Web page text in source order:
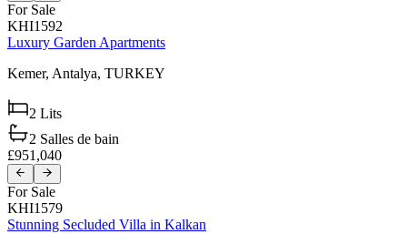
For Sale
KHI1592
Luxury Garden Apartments
Kemer, Antalya, TURKEY
2 Lits
2 Salles de bain
£951,040
For Sale
KHI1579
Stunning Secluded Villa in Kalkan